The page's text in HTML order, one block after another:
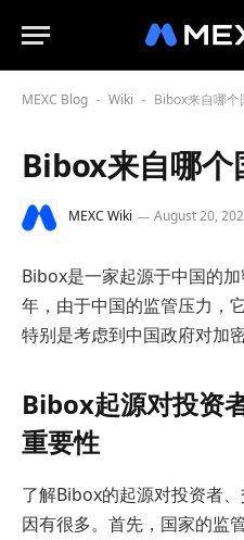
MEXC Blog - Wiki - Bibox来自哪个
Bibox来自哪个
MEXC Wiki August 20,
Bibox是一家起源于中国的
年，由于中国的监管压力，
特别是考虑到中国政府对加
Bibox起源对投资
重要性
了解Bibox的起源对投资者
因有很多。首先，国家的监